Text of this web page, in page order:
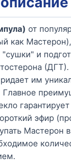
от
как
и
им
эфир
Мастерон